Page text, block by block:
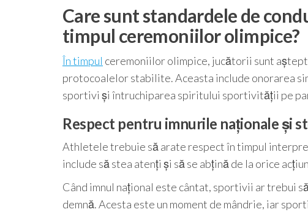
Care sunt standardele de
timpul ceremoniilor olimpice?
În timpul ceremoniilor olimpice, jucătorii sunt
protocoalelor stabilite. Aceasta include onorarea
sportivi și întruchiparea spiritului sportivității pe
Respect pentru imnurile naționale și
Athletele trebuie să arate respect în timpul
include să stea atenți și să se abțină de la orice
Când imnul național este cântat, sportivii ar trebui
demnă. Acesta este un moment de mândrie, iar